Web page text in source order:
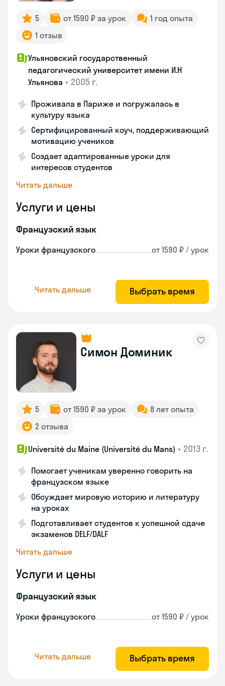
5 от 1590 ₽ за урок
1 год опыта
1 отзыв
Ульяновский государственный
педагогический университет имени И.Н
Ульянова • 2005 г.
Проживала в Париже и погружалась в
культуру языка
Сертифицированный коуч, поддерживающий
мотивацию учеников
Создает адаптированные уроки для
интересов студентов
Читать дальше
Услуги и цены
Французский язык
Уроки французского от 1590 ₽ / урок
Читать дальше Выбрать время
Симон Доминик
5 от 1590 ₽ за урок
8 лет опыта
2 отзыва
Université du Maine (Université du Mans) • 2013 г.
Помогает ученикам уверенно говорить на
французском языке
Обсуждает мировую историю и литературу
на уроках
Подготавливает студентов к успешной сдаче
экзаменов DELF/DALF
Читать дальше
Услуги и цены
Французский язык
Уроки французского от 1590 ₽ / урок
Читать дальше Выбрать время